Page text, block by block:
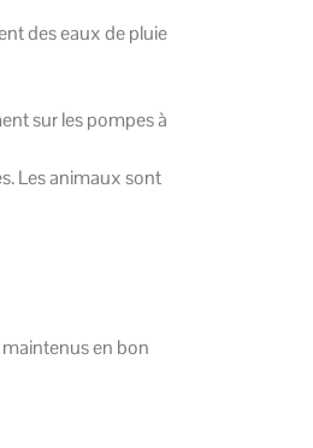
des eaux de pluie
sur les pompes à
Les animaux sont
en bon